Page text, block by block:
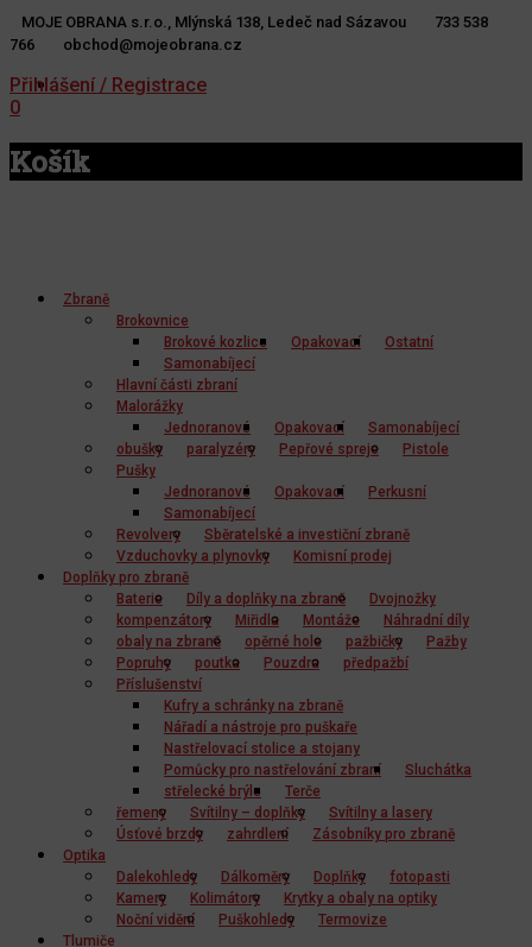
MOJE OBRANA s.r.o., Mlýnská 138, Ledeč nad Sázavou
733 538
766
obchod@mojeobrana.cz
YT
TW
Přihlášení / Registrace
0
Košík
Zbraně
Brokovnice
Brokové kozlice
Opakovací
Ostatní
Samonabíjecí
Hlavní části zbraní
Malorážky
Jednoranové
Opakovací
Samonabíjecí
obušky
paralyzéry Pepřové spreje
Pistole
Pušky
Jednoranové
Opakovací
Perkusní
Samonabíjecí
Revolvery
Sběratelské a investiční zbraně
Vzduchovky a plynovky
Komisní prodej
Doplňky pro zbraně
Baterie
Díly a doplňky na zbraně
Dvojnožky
kompenzátory
Miřidla Montáže
Náhradní díly
obaly na zbraně
opěrné hole pažbičky
Pažby
Popruhy
poutka Pouzdra
předpažbí
Příslušenství
Kufry a schránky na zbraně
Nářadí a nástroje pro puškaře
Nastřelovací stolice a stojany
Pomůcky pro nastřelování zbraní
Sluchátka
střelecké brýle
Terče
řemeny
Svítilny – doplňky
Svítilny a lasery
Úsťové brzdy
zahrdlení
Zásobníky pro zbraně
Optika
Dalekohledy
Dálkoměry Doplňky
fotopasti
Kamery
Kolimátory
Krytky a obaly na optiky
Noční vidění
Puškohledy
Termovize
Tlumiče